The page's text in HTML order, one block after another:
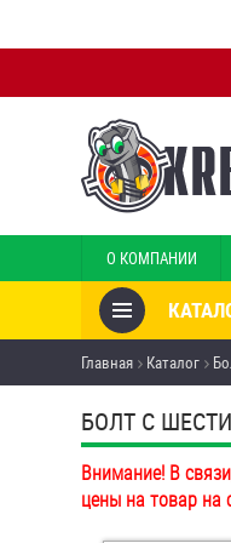
О КОМПАНИИ
Товары
Анкеры
инструмент
Болты и
Главная Каталог
БОЛТ С
Внимание! В
цены на товар на